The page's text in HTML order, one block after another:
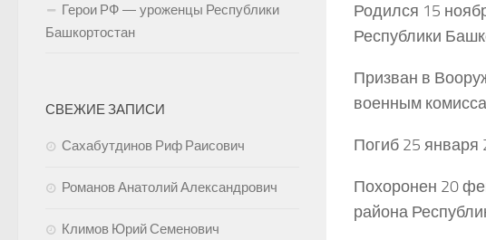
Родился 15
Республики
Призван в
военным
Погиб 25 января
Похоронен 20
района
Герои РФ — уроженцы Республики
Башкортостан
СВЕЖИЕ ЗАПИСИ
Сахабутдинов Риф Раисович
Романов Анатолий Александрович
Климов Юрий Семенович